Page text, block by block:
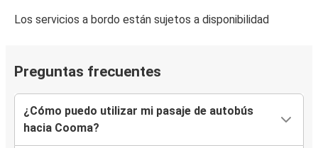
Los servicios a bordo están sujetos a disponibilidad
Preguntas frecuentes
¿Cómo puedo utilizar mi pasaje de autobús
hacia Cooma?